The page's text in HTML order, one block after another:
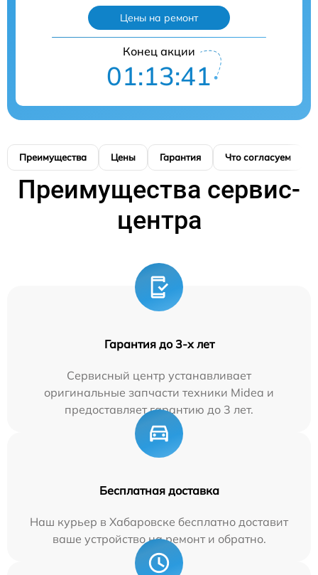
Цены на ремонт
Конец акции
01:13:40
Преимущества Цены Гарантия Что согласуем
Преимущества сервис-
центра
Гарантия до 3-х лет
Сервисный центр устанавливает
оригинальные запчасти техники Midea и
предоставляет гарантию до 3 лет.
Бесплатная доставка
Наш курьер в Хабаровске бесплатно доставит
ваше устройство на ремонт и обратно.